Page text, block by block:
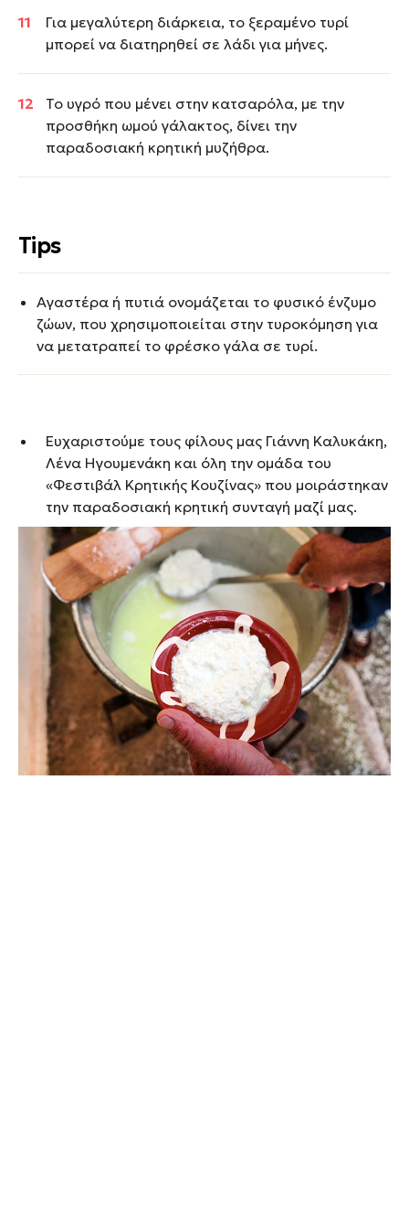
Για μεγαλύτερη διάρκεια, το ξεραμένο τυρί
μπορεί να διατηρηθεί σε λάδι για μήνες.
Το υγρό που μένει στην κατσαρόλα, με την
προσθήκη ωμού γάλακτος, δίνει την
παραδοσιακή κρητική μυζήθρα.
Tips
Αγαστέρα ή πυτιά ονομάζεται το φυσικό ένζυμο
ζώων, που χρησιμοποιείται στην τυροκόμηση για
να μετατραπεί το φρέσκο γάλα σε τυρί.
Ευχαριστούμε τους φίλους μας Γιάννη Καλυκάκη,
Λένα Ηγουμενάκη και όλη την ομάδα του
«Φεστιβάλ Κρητικής Κουζίνας» που μοιράστηκαν
την παραδοσιακή κρητική συνταγή μαζί μας.